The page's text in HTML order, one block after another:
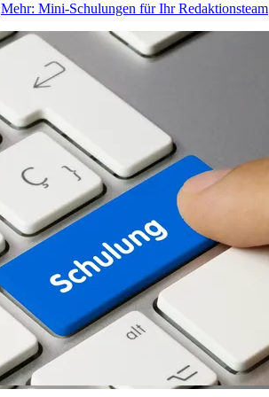
Mehr: Mini-Schulungen für Ihr Redaktionsteam